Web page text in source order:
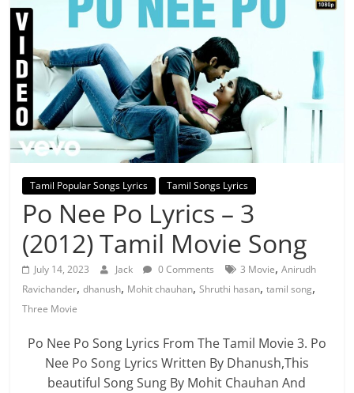
Tamil Popular Songs Lyrics Tamil Songs Lyrics
Po Nee Po Lyrics – 3
(2012) Tamil Movie Song
July 14, 2023 Jack 0 Comments 3 Movie,Anirudh
Ravichander,dhanush, Mohit chauhan,Shruthi hasan,tamil song,
Three Movie
Po Nee Po Song Lyrics From The Tamil Movie 3. Po
Nee Po Song Lyrics Written By Dhanush,This
beautiful Song Sung By Mohit Chauhan And